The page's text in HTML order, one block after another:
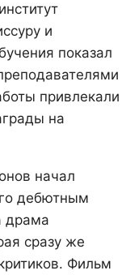
и
показал
привлекали
на
начал
дебютным
драма
сразу же
Фильм